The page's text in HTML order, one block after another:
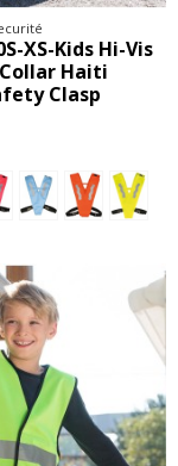
XS-Kids Hi-Vis
Haiti
Clasp